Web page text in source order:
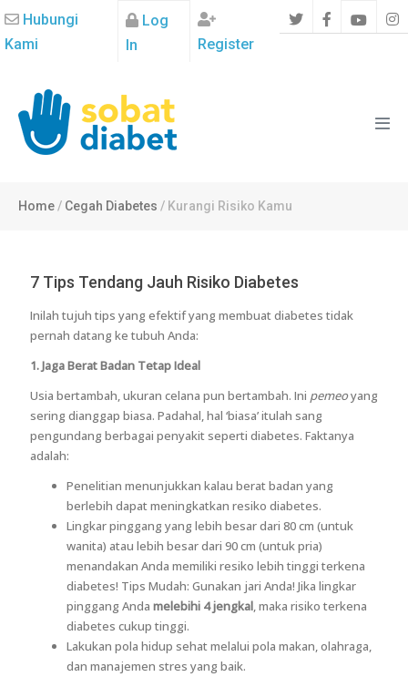
Hubungi
Kami
Log
In
Register
Home / Cegah Diabetes / Kurangi Risiko Kamu
7 Tips Tendang Jauh Risiko Diabetes
Inilah tujuh tips yang efektif yang membuat diabetes tidak
pernah datang ke tubuh Anda:
1. Jaga Berat Badan Tetap Ideal
Usia bertambah, ukuran celana pun bertambah. Ini pemeoyang
sering dianggap biasa. Padahal, hal ‘biasa’ itulah sang
pengundang berbagai penyakit seperti diabetes. Faktanya
adalah:
Penelitian menunjukkan kalau berat badan yang
berlebih dapat meningkatkan resiko diabetes.
Lingkar pinggang yang lebih besar dari 80 cm (untuk
wanita) atau lebih besar dari 90 cm (untuk pria)
menandakan Anda memiliki resiko lebih tinggi terkena
diabetes! Tips Mudah: Gunakan jari Anda! Jika lingkar
pinggang Anda melebihi 4 jengkal, maka risiko terkena
diabetes cukup tinggi.
Lakukan pola hidup sehat melalui pola makan, olahraga,
dan manajemen stres yang baik.